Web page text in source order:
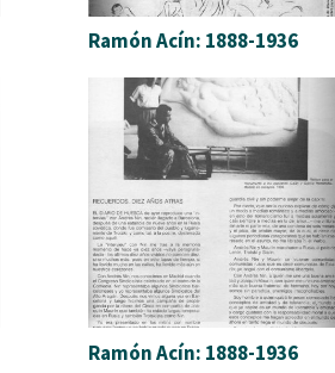
Ramón Acín: 1888-1936
Ramón Acín: 1888-1936